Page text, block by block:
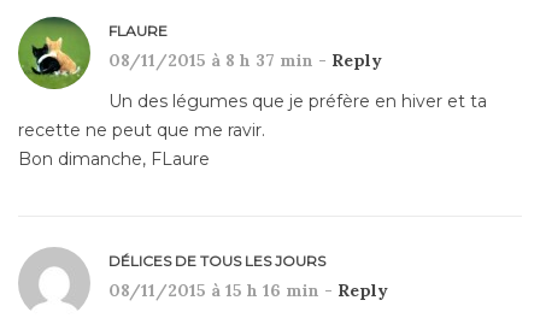
FLAURE
08/11/2015 à 8 h 37 min - Reply
Un des légumes que je préfère en hiver et ta
recette ne peut que me ravir.
Bon dimanche, FLaure
DÉLICES DE TOUS LES JOURS
08/11/2015 à 15 h 16 min - Reply